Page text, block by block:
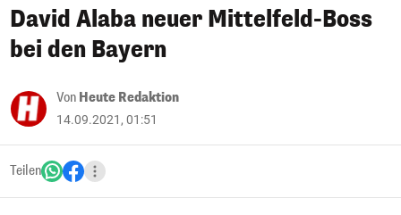
David Alaba neuer Mittelfeld-Boss
bei den Bayern
Von Heute Redaktion
14.09.2021, 01:51
Teilen